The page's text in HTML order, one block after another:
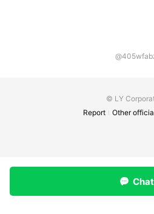
© LY
Report
Other
Chat